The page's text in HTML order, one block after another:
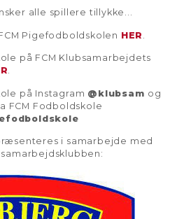
alle spillere tillykke...
Pigefodboldskolen HER
på FCM Klubsamarbejdets
.
på Instagram @klubsam og
FCM Fodboldskole
i samarbejde med